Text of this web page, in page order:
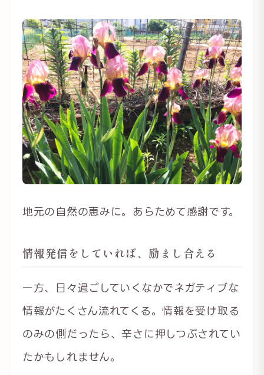
地元の自然の恵みに。あらためて感謝です。
情報発信をしていれば、励まし合える
一方、日々過ごしていくなかでネガティブな
情報がたくさん流れてくる。情報を受け取る
のみの側だったら、辛さに押しつぶされてい
たかもしれません。